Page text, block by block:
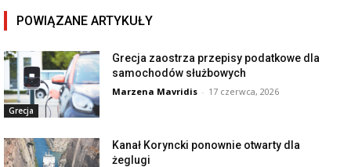
POWIĄZANE ARTYKUŁY
Grecja
Grecja zaostrza przepisy podatkowe dla
samochodów służbowych
Marzena Mavridis - 17 czerwca, 2026
Kanał Koryncki ponownie otwarty dla
żeglugi